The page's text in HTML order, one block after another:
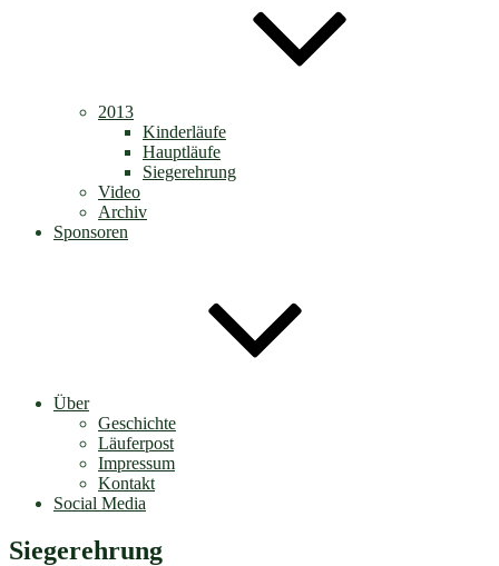
2013
Kinderläufe
Hauptläufe
Siegerehrung
Video
Archiv
Sponsoren
Über
Geschichte
Läuferpost
Impressum
Kontakt
Social Media
Siegerehrung